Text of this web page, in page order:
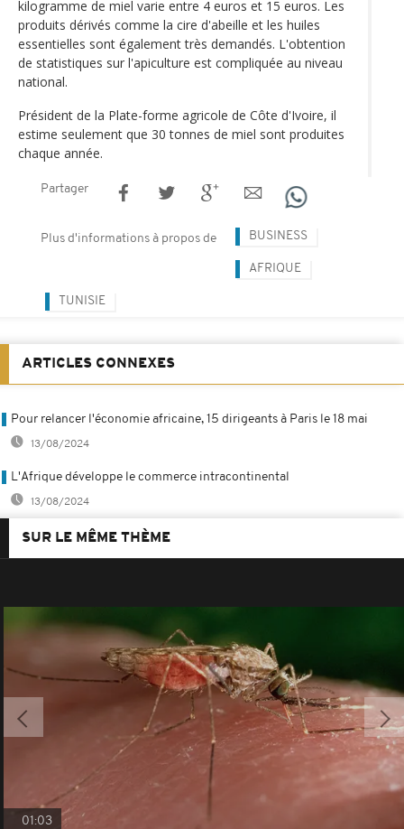
kilogramme de miel varie entre 4 euros et 15 euros. Les
produits dérivés comme la cire d'abeille et les huiles
essentielles sont également très demandés. L'obtention
de statistiques sur l'apiculture est compliquée au niveau
national.
Président de la Plate-forme agricole de Côte d'Ivoire, il
estime seulement que 30 tonnes de miel sont produites
chaque année.
Partager
Plus d'informations à propos de BUSINESS
AFRIQUE
TUNISIE
ARTICLES CONNEXES
Pour relancer l'économie africaine, 15 dirigeants à Paris le 18 mai
13/08/2024
L'Afrique développe le commerce intracontinental
13/08/2024
SUR LE MÊME THÈME
01:03